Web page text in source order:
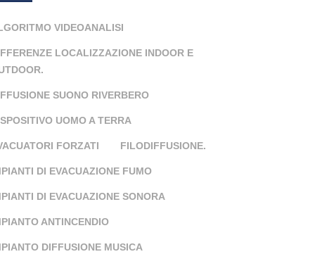
VIDEOANALISI
LOCALIZZAZIONE INDOOR E
SUONO RIVERBERO
UOMO A TERRA
FORZATI FILODIFFUSIONE.
DI EVACUAZIONE FUMO
DI EVACUAZIONE SONORA
ANTINCENDIO
DIFFUSIONE MUSICA